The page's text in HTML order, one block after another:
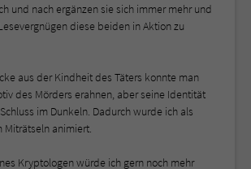
und nach ergänzen sie sich immer mehr und
diese beiden in Aktion zu
aus der Kindheit des Täters konnte man
des Mörders erahnen, aber seine Identität
im Dunkeln. Dadurch wurde ich als
Miträtseln animiert.
Kryptologen würde ich gern noch mehr